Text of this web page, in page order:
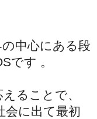
中心にある段
です 。
ることで、
会に出て最初